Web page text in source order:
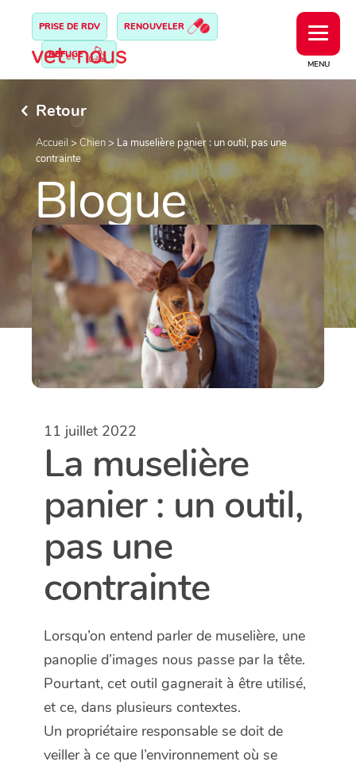
MENU
PRISE DE RDV RENOUVELER
REFUGE
Retour
Accueil >Chien > La muselière panier : un outil, pas une
contrainte
Blogue
11 juillet 2022
La muselière
panier : un outil,
pas une
contrainte
Lorsqu’on entend parler de muselière, une
panoplie d’images nous passe par la tête.
Pourtant, cet outil gagnerait à être utilisé,
et ce, dans plusieurs contextes.
Un propriétaire responsable se doit de
veiller à ce que l’environnement où se